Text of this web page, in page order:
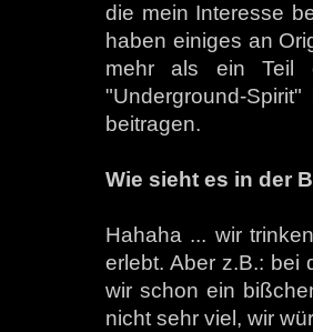
die mein Interesse
haben einiges an
mehr als ein Teil
"Underground-
beitragen.
Wie sieht es in der
Hahaha ... wir
erlebt. Aber z.B.: bei
wir schon ein
nicht sehr viel, wir